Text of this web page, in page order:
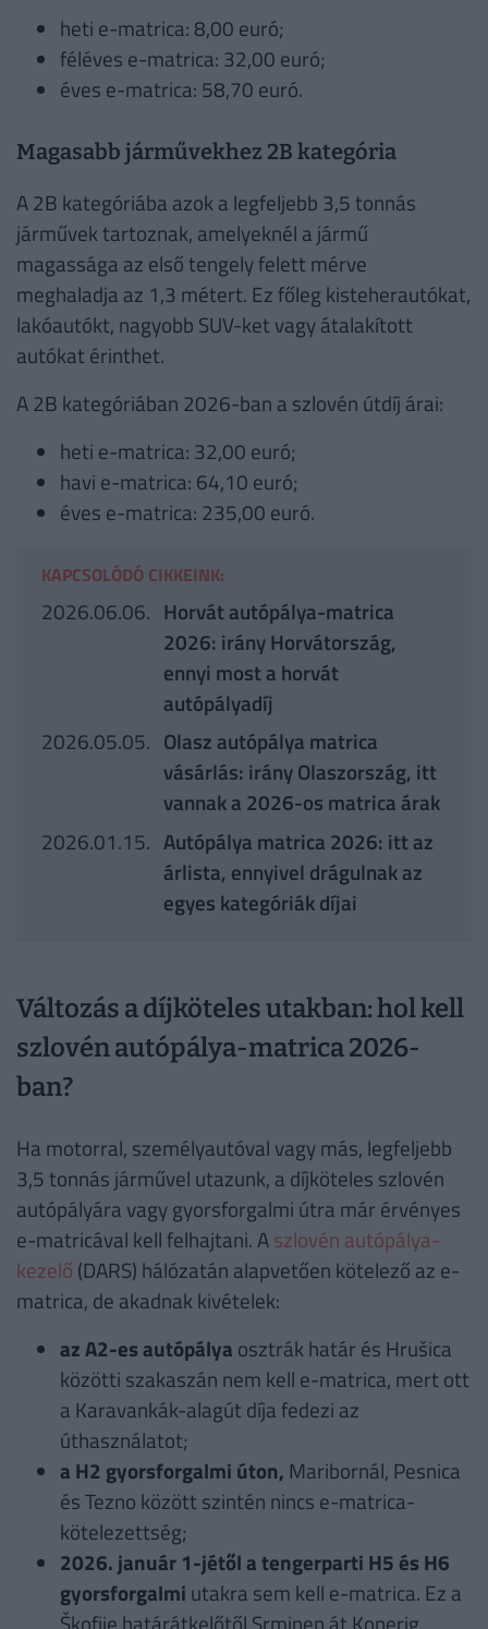
heti e-matrica: 8,00 euró;
féléves e-matrica: 32,00 euró;
éves e-matrica: 58,70 euró.
Magasabb járművekhez 2B kategória
A 2B kategóriába azok a legfeljebb 3,5 tonnás
járművek tartoznak, amelyeknél a jármű
magassága az első tengely felett mérve
meghaladja az 1,3 métert. Ez főleg kisteherautókat,
lakóautókt, nagyobb SUV-ket vagy átalakított
autókat érinthet.
A 2B kategóriában 2026-ban a szlovén útdíj árai:
heti e-matrica: 32,00 euró;
havi e-matrica: 64,10 euró;
éves e-matrica: 235,00 euró.
KAPCSOLÓDÓ CIKKEINK:
2026.06.06. Horvát autópálya-matrica
2026: irány Horvátország,
ennyi most a horvát
autópályadíj
2026.05.05. Olasz autópálya matrica
vásárlás: irány Olaszország, itt
vannak a 2026-os matrica árak
2026.01.15. Autópálya matrica 2026: itt az
árlista, ennyivel drágulnak az
egyes kategóriák díjai
Változás a díjköteles utakban: hol kell
szlovén autópálya-matrica 2026-
ban?
Ha motorral, személyautóval vagy más, legfeljebb
3,5 tonnás járművel utazunk, a díjköteles szlovén
autópályára vagy gyorsforgalmi útra már érvényes
e-matricával kell felhajtani. Aszlovén autópálya-
kezelő (DARS) hálózatán alapvetően kötelező az e-
matrica, de akadnak kivételek:
az A2-es autópálya osztrák határ és Hrušica
közötti szakaszán nem kell e-matrica, mert ott
a Karavankák-alagút díja fedezi az
úthasználatot;
a H2 gyorsforgalmi úton, Maribornál, Pesnica
és Tezno között szintén nincs e-matrica-
kötelezettség;
2026. január 1-jétől a tengerparti H5 és H6
gyorsforgalmi utakra sem kell e-matrica. Ez a